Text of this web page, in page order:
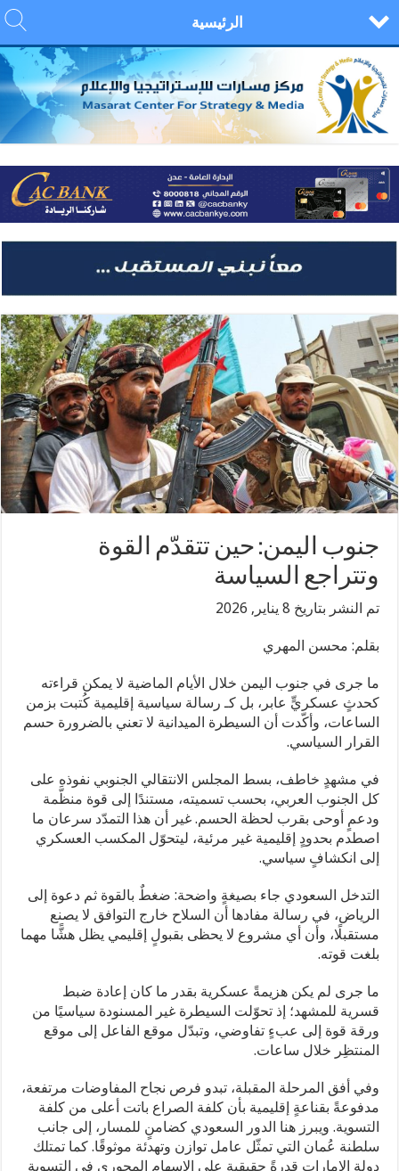
جنوب اليمن: حين تتقدّم القوة
وتتراجع السياسة
تم النشر بتاريخ 8 يناير, 2026
بقلم: محسن المهري
ما جرى في جنوب اليمن خلال الأيام الماضية لا يمكن قراءته
كحدثٍ عسكريٍّ عابر، بل كـ رسالة سياسية إقليمية كُتبت بزمن
الساعات، وأكّدت أن السيطرة الميدانية لا تعني بالضرورة حسم
القرار السياسي.
في مشهدٍ خاطف، بسط المجلس الانتقالي الجنوبي نفوذه على
كل الجنوب العربي، بحسب تسميته، مستندًا إلى قوة منظَّمة
ودعمٍ أوحى بقرب لحظة الحسم. غير أن هذا التمدّد سرعان ما
اصطدم بحدودٍ إقليمية غير مرئية، ليتحوّل المكسب العسكري
إلى انكشافٍ سياسي.
التدخل السعودي جاء بصيغةٍ واضحة: ضغطٌ بالقوة ثم دعوة إلى
الرياض، في رسالة مفادها أن السلاح خارج التوافق لا يصنع
مستقبلًا، وأن أي مشروع لا يحظى بقبولٍ إقليمي يظل هشًّا مهما
بلغت قوته.
ما جرى لم يكن هزيمةً عسكرية بقدر ما كان إعادة ضبط
قسرية للمشهد؛ إذ تحوّلت السيطرة غير المسنودة سياسيًا من
ورقة قوة إلى عبءٍ تفاوضي، وتبدّل موقع الفاعل إلى موقع
المنتظِر خلال ساعات.
وفي أفق المرحلة المقبلة، تبدو فرص نجاح المفاوضات مرتفعة،
مدفوعةً بقناعةٍ إقليمية بأن كلفة الصراع باتت أعلى من كلفة
التسوية. ويبرز هنا الدور السعودي كضامنٍ للمسار، إلى جانب
سلطنة عُمان التي تمثّل عامل توازن وتهدئة موثوقًا. كما تمتلك
دولة الإمارات قدرةً حقيقية على الإسهام المحوري في التسوية
الرئيسية